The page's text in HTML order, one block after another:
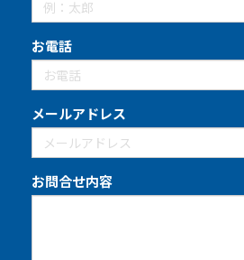
お電話
メールアドレス
お問合せ内容